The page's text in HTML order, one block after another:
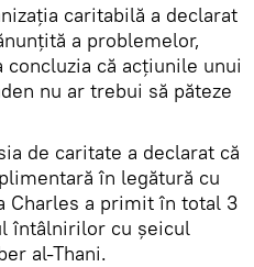
caritabilă a declarat
a problemelor,
că acţiunile unui
nu ar trebui să păteze
de caritate a declarat că
în legătură cu
Charles a primit în total 3
întâlnirilor cu şeicul
al-Thani.